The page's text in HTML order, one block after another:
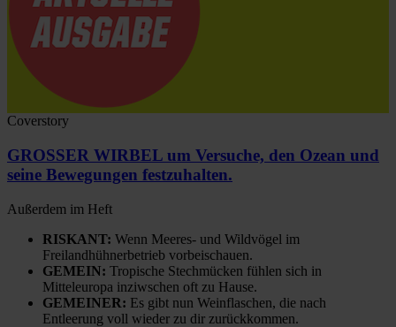
Coverstory
GROSSER WIRBEL um Versuche, den Ozean und
seine Bewegungen festzuhalten.
Außerdem im Heft
RISKANT: Wenn Meeres- und Wildvögel im
Freilandhühnerbetrieb vorbeischauen.
GEMEIN: Tropische Stechmücken fühlen sich in
Mitteleuropa inziwschen oft zu Hause.
GEMEINER: Es gibt nun Weinflaschen, die nach
Entleerung voll wieder zu dir zurückkommen.